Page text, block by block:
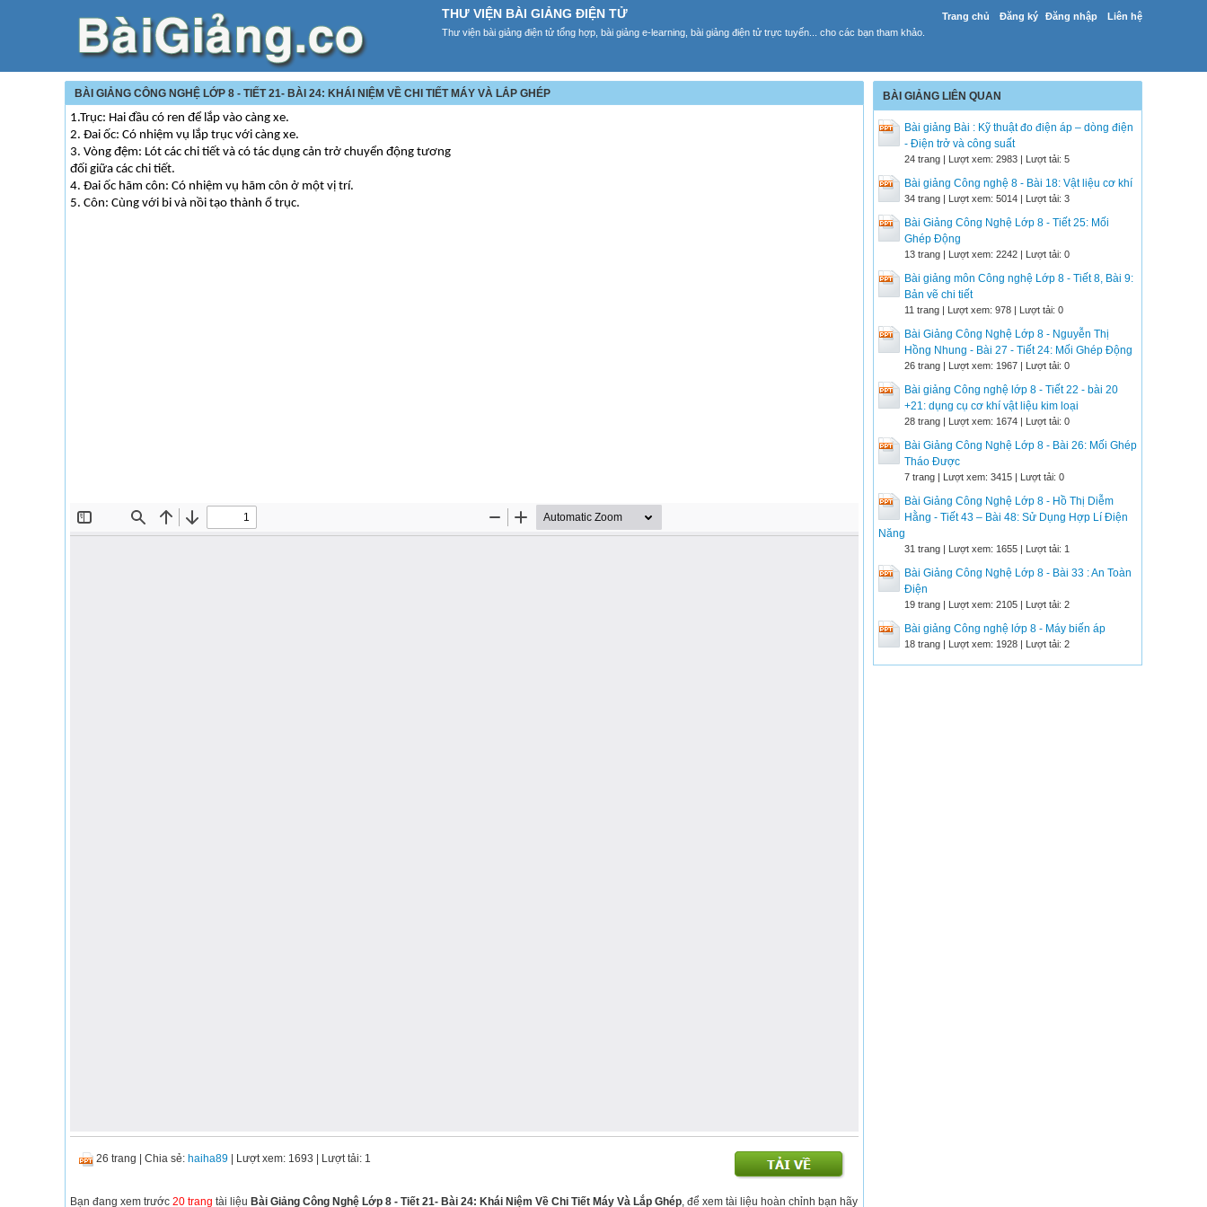
Trang chủ Đăng ký Đăng nhập Liên hệ
THƯ VIỆN BÀI GIẢNG ĐIỆN TỬ
Thư viện bài giảng điện tử tổng hợp, bài giảng e-learning, bài giảng điện tử trực tuyến... cho các bạn tham khảo.
BÀI GIẢNG CÔNG NGHỆ LỚP 8 - TIẾT 21- BÀI 24: KHÁI NIỆM VỀ CHI TIẾT MÁY VÀ LẮP GHÉP
1.Trục: Hai đầu có ren để lắp vào càng xe.
2. Đai ốc: Có nhiệm vụ lắp trục với càng xe.
3. Vòng đệm: Lót các chi tiết và có tác dụng cản trở chuyển động tương
đối giữa các chi tiết.
4. Đai ốc hãm côn: Có nhiệm vụ hãm côn ở một vị trí.
5. Côn: Cùng với bi và nồi tạo thành ổ trục.
26 trang Chia sẻ: haiha89 | Lượt xem: 1693 | Lượt tải: 1
Bạn đang xem trước 20 trang tài liệu Bài Giảng Công Nghệ Lớp 8 - Tiết 21- Bài 24: Khái Niệm Về Chi Tiết Máy Và Lắp Ghép, để xem tài liệu hoàn chỉnh bạn hãy
BÀI GIẢNG LIÊN QUAN
Bài giảng Bài : Kỹ thuật đo điện áp – dòng điện
- Điện trở và công suất
24 trang | Lượt xem: 2983 | Lượt tải: 5
Bài giảng Công nghệ 8 - Bài 18: Vật liệu cơ khí
34 trang | Lượt xem: 5014 | Lượt tải: 3
Bài Giảng Công Nghệ Lớp 8 - Tiết 25: Mối
Ghép Động
13 trang | Lượt xem: 2242 | Lượt tải: 0
Bài giảng môn Công nghệ Lớp 8 - Tiết 8, Bài 9:
Bản vẽ chi tiết
11 trang | Lượt xem: 978 | Lượt tải: 0
Bài Giảng Công Nghệ Lớp 8 - Nguyễn Thị
Hồng Nhung - Bài 27 - Tiết 24: Mối Ghép Động
26 trang | Lượt xem: 1967 | Lượt tải: 0
Bài giảng Công nghệ lớp 8 - Tiết 22 - bài 20
+21: dụng cụ cơ khí vật liệu kim loại
28 trang | Lượt xem: 1674 | Lượt tải: 0
Bài Giảng Công Nghệ Lớp 8 - Bài 26: Mối Ghép
Tháo Được
7 trang | Lượt xem: 3415 | Lượt tải: 0
Bài Giảng Công Nghệ Lớp 8 - Hồ Thị Diễm
Hằng - Tiết 43 – Bài 48: Sử Dụng Hợp Lí Điện
Năng
31 trang | Lượt xem: 1655 | Lượt tải: 1
Bài Giảng Công Nghệ Lớp 8 - Bài 33 : An Toàn
Điện
19 trang | Lượt xem: 2105 | Lượt tải: 2
Bài giảng Công nghệ lớp 8 - Máy biến áp
18 trang | Lượt xem: 1928 | Lượt tải: 2